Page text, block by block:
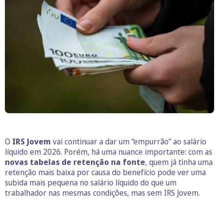
O IRS Jovem vai continuar a dar um “empurrão” ao salário
líquido em 2026. Porém, há uma nuance importante: com as
novas tabelas de retenção na fonte, quem já tinha uma
retenção mais baixa por causa do benefício pode ver uma
subida mais pequena no salário líquido do que um
trabalhador nas mesmas condições, mas sem IRS Jovem.